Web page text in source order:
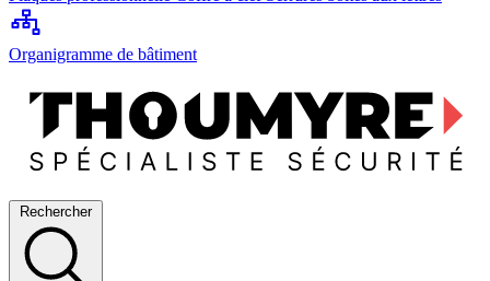
Organigramme de bâtiment
Rechercher